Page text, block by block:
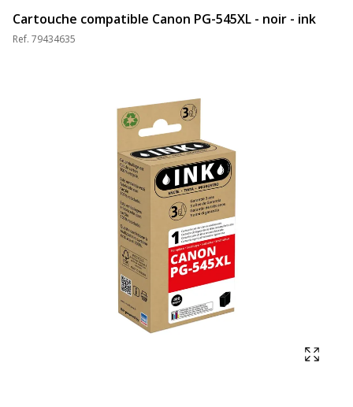
Cartouche compatible Canon PG-545XL - noir - ink
Ref. 79434635